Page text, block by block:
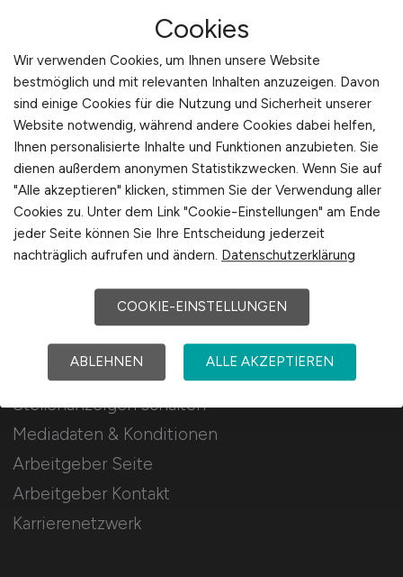
VERTRIEB.JOBS
Jobbörse mit großer Auswahl offener Vertrieb
Jobs: Jobs im Vertrieb, Verkauf und Handel für
Für Arbeitgeber
Stellenanzeigen schalten
Mediadaten & Konditionen
Arbeitgeber Seite
Arbeitgeber Kontakt
Karrierenetzwerk
Cookies
Wir verwenden Cookies, um Ihnen unsere Website
bestmöglich und mit relevanten Inhalten anzuzeigen. Davon
sind einige Cookies für die Nutzung und Sicherheit unserer
Website notwendig, während andere Cookies dabei helfen,
Ihnen personalisierte Inhalte und Funktionen anzubieten. Sie
dienen außerdem anonymen Statistikzwecken. Wenn Sie auf
"Alle akzeptieren" klicken, stimmen Sie der Verwendung aller
Cookies zu. Unter dem Link "Cookie-Einstellungen" am Ende
jeder Seite können Sie Ihre Entscheidung jederzeit
nachträglich aufrufen und ändern. Datenschutzerklärung
COOKIE-EINSTELLUNGEN
ABLEHNEN ALLE AKZEPTIEREN